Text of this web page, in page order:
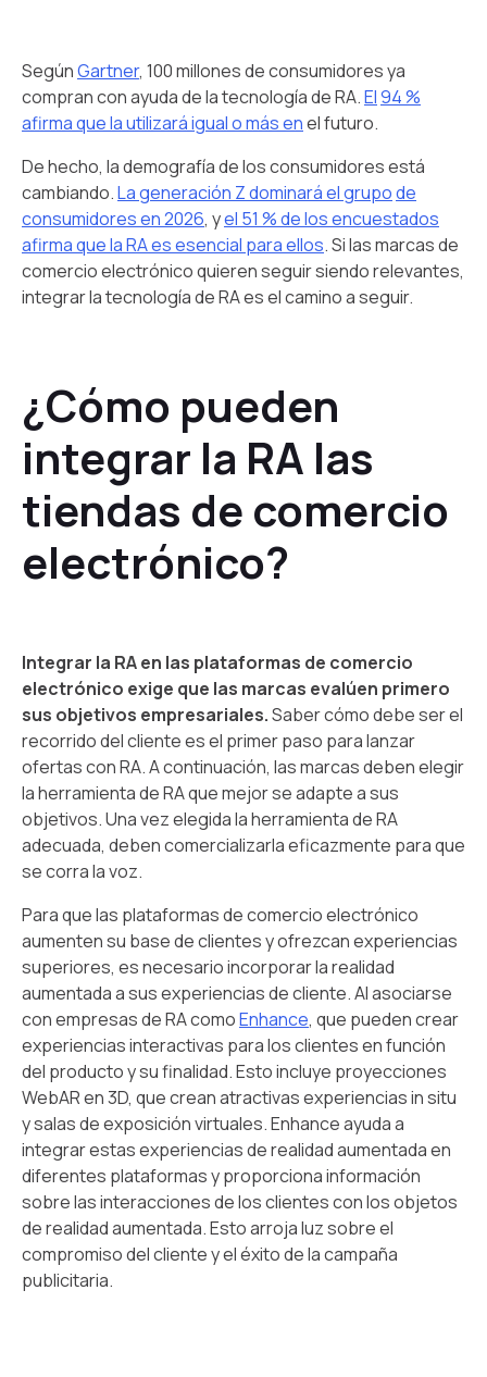
SegúnGartner, 100 millones de consumidores ya
compran con ayuda de la tecnología de RA.El94 %
afirma que la utilizará igual o más enel futuro.
De hecho, la demografía de los consumidores está
cambiando.La generación Z dominará el grupode
consumidores en 2026, yel 51 % de los encuestados
afirma que la RA es esencial para ellos. Si las marcas de
comercio electrónico quieren seguir siendo relevantes,
integrar la tecnología de RA es el camino a seguir.
¿Cómo pueden
integrar la RA las
tiendas de comercio
electrónico?
Integrar la RA en las plataformas de comercio
electrónico exige que las marcas evalúen primero
sus objetivos empresariales.Saber cómo debe ser el
recorrido del cliente es el primer paso para lanzar
ofertas con RA. A continuación, las marcas deben elegir
la herramienta de RA que mejor se adapte a sus
objetivos. Una vez elegida la herramienta de RA
adecuada, deben comercializarla eficazmente para que
se corra la voz.
Para que las plataformas de comercio electrónico
aumenten su base de clientes y ofrezcan experiencias
superiores, es necesario incorporar la realidad
aumentada a sus experiencias de cliente. Al asociarse
con empresas de RA comoEnhance, que pueden crear
experiencias interactivas para los clientes en función
del producto y su finalidad. Esto incluye proyecciones
WebAR en 3D, que crean atractivas experiencias in situ
y salas de exposición virtuales. Enhance ayuda a
integrar estas experiencias de realidad aumentada en
diferentes plataformas y proporciona información
sobre las interacciones de los clientes con los objetos
de realidad aumentada. Esto arroja luz sobre el
compromiso del cliente y el éxito de la campaña
publicitaria.